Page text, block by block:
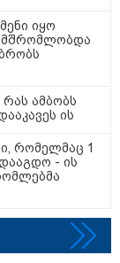
ვინც
ყალბი
სოციალურ
რუსი
- პრემიერი
ახალი
იყო
ამბობს
ის
რომელმაც 1
- ის